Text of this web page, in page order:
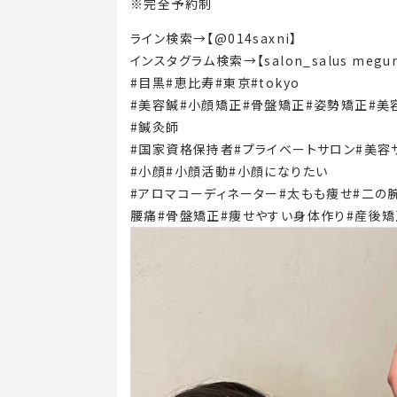
※完全予約制
ライン検索→【@014saxni】
インスタグラム検索→【salon_salus
#目黒#恵比寿#東京#tokyo
#美容鍼#小顔矯正#骨盤矯正#姿勢矯正#美
#鍼灸師
#国家資格保持者#プライベートサロン#美容
#小顔#小顔活動#小顔になりたい
#アロマコーディネーター#太もも痩せ#二
腰痛#骨盤矯正#痩せやすい身体作り#産後